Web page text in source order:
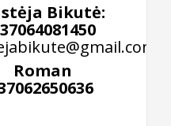
Bikutė:
Roman